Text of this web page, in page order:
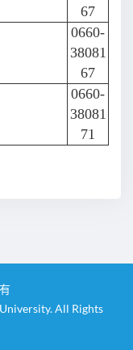
67
0660-
38081
67
0660-
38081
71
All Rights